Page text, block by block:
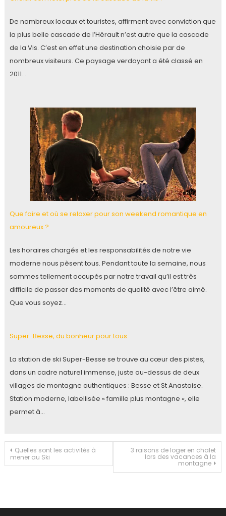
De nombreux locaux et touristes, affirment avec conviction que
la plus belle cascade de l’Hérault n’est autre que la cascade
de la Vis. C’est en effet une destination choisie par de
nombreux visiteurs. Ce paysage verdoyant a été classé en
2011…
Que faire et où se relaxer pour son weekend romantique en
amoureux ?
Les horaires chargés et les responsabilités de notre vie
moderne nous pèsent tous. Pendant toute la semaine, nous
sommes tellement occupés par notre travail qu’il est très
difficile de passer des moments de qualité avec l’être aimé.
Que vous soyez…
Super-Besse, du bonheur pour tous
La station de ski Super-Besse se trouve au cœur des pistes,
dans un cadre naturel immense, juste au-dessus de deux
villages de montagne authentiques : Besse et St Anastaise.
Station moderne, labellisée « famille plus montagne », elle
permet à…
Navigation
Quelles sont les activités à
mener au Ski
3 raisons de loger en chalet
lors des vacances à la
montagne